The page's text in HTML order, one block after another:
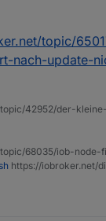
topic/
nach-update-
42952/der-
68035/iob-node-
https://iobroker.net/